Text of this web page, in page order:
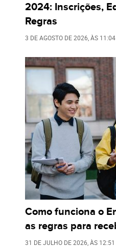
2024: Inscrições,
Regras
3 DE AGOSTO DE 2026 , ÀS 11:04
Como funciona o
as regras para
31 DE JULHO DE 2026 , ÀS 12:51